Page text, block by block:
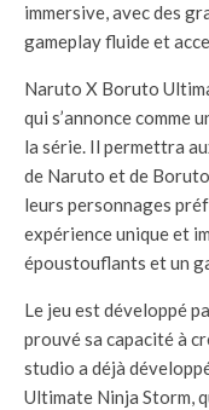
immersive, avec des
gameplay fluide et
Naruto X Boruto
qui s’annonce comme
la série. Il permettra
de Naruto et de
leurs personnages
expérience unique et
époustouflants et un
Le jeu est développé
prouvé sa capacité à
studio a déjà
Ultimate Ninja Storm,